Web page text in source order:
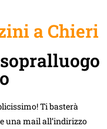
a Chieri
Ti basterà
una mail all’indirizzo